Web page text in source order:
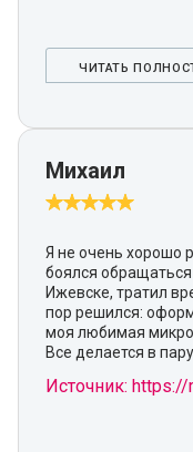
ЧИТАТЬ
Михаил
Я не очень хорошо
боялся
Ижевске, тратил
пор решился:
моя любимая
Все делается в
Источник: https://